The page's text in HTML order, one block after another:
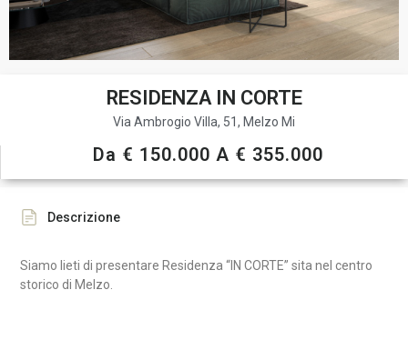
RESIDENZA IN CORTE
Via Ambrogio Villa, 51, Melzo Mi
Da € 150.000 A € 355.000
Descrizione
Siamo lieti di presentare Residenza “IN CORTE” sita nel centro
storico di Melzo.